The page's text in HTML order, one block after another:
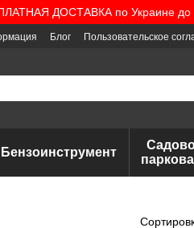
ДОСТАВКА по Украине до
Блог Пользовательское
Бензоинструмент